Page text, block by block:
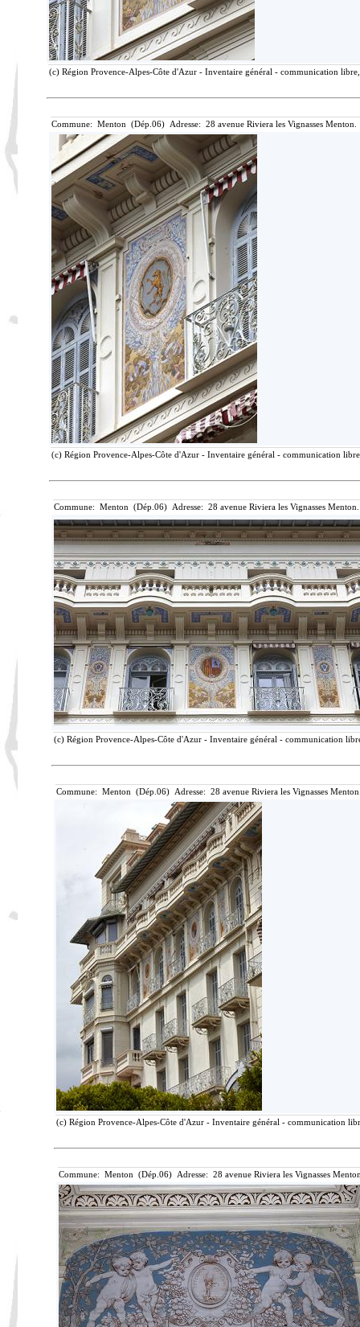
(c) Région Provence-Alpes-Côte d'Azur - Inventaire général - communication
Commune: Menton (Dép.06) Adresse: 28 avenue Riviera les Vignasses
(c) Région Provence-Alpes-Côte d'Azur - Inventaire général - communication
Commune: Menton (Dép.06) Adresse: 28 avenue Riviera les Vignasses
(c) Région Provence-Alpes-Côte d'Azur - Inventaire général - communication
Commune: Menton (Dép.06) Adresse: 28 avenue Riviera les Vignasses
(c) Région Provence-Alpes-Côte d'Azur - Inventaire général - communication
Commune: Menton (Dép.06) Adresse: 28 avenue Riviera les Vignasses